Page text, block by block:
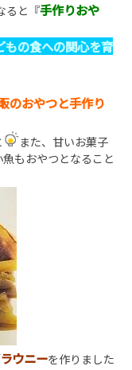
ると『手作りおや
もの食への関心を育
のおやつと手作り
また、甘いお菓子
もおやつとなること
ウニーを作りました